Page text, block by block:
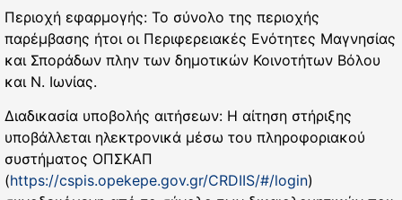
Περιοχή εφαρμογής: Το σύνολο της περιοχής
παρέμβασης ήτοι οι Περιφερειακές Ενότητες Μαγνησίας
και Σποράδων πλην των δημοτικών Κοινοτήτων Βόλου
και Ν. Ιωνίας.
Διαδικασία υποβολής αιτήσεων: H αίτηση στήριξης
υποβάλλεται ηλεκτρονικά μέσω του πληροφοριακού
συστήματος ΟΠΣΚΑΠ
(https://cspis.opekepe.gov.gr/CRDIIS/#/login)